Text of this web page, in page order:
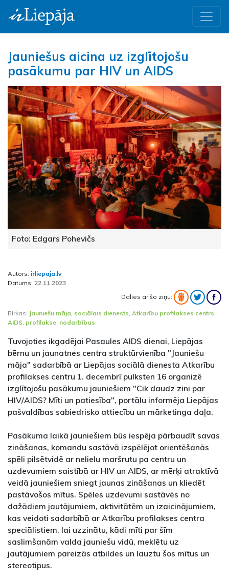
Jauniešus aicina uz izglītojošu
pasākumu par HIV un AIDS
Foto: Edgars Pohevičs
Autors: irliepaja.lv
Datums: 22.11.2023
Dalies ar šo ziņu:
Birkas: Jauniešu māja, sociālais dienests, Atkarību profilakses centrs,
AIDS, profilakse, nodarbības
Tuvojoties ikgadējai Pasaules AIDS dienai, Liepājas
bērnu un jaunatnes centra struktūrvienība "Jauniešu
māja" sadarbībā ar Liepājas sociālā dienesta Atkarību
profilakses centru 1. decembrī pulksten 16 organizē
izglītojošu pasākumu jauniešiem "Cik daudz zini par
HIV/AIDS? Mīti un patiesība", portālu informēja Liepājas
pašvaldības sabiedrisko attiecību un mārketinga daļa.
Pasākuma laikā jauniešiem būs iespēja pārbaudīt savas
zināšanas, komandu sastāvā izspēlējot orientēšanās
spēli pilsētvidē ar nelielu maršrutu pa centru un
uzdevumiem saistībā ar HIV un AIDS, ar mērķi atraktīvā
veidā jauniešiem sniegt jaunas zināšanas un kliedēt
pastāvošos mītus. Spēles uzdevumi sastāvēs no
dažādiem jautājumiem, aktivitātēm un izaicinājumiem,
kas veidoti sadarbībā ar Atkarību profilakses centra
speciālistiem, lai uzzinātu, kādi mīti par šīm
saslimšanām valda jauniešu vidū, meklētu uz
jautājumiem pareizās atbildes un lauztu šos mītus un
stereotipus.